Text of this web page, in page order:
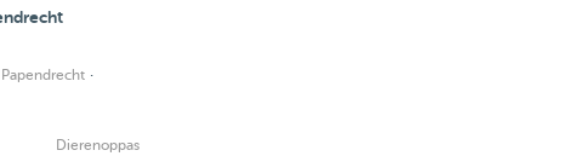
·
Dierenoppas